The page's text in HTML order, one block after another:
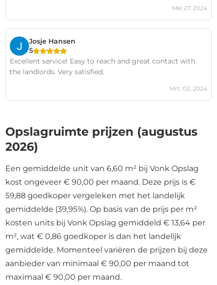
Mei 27, 2024
Josje Hansen
5
Excellent service! Easy to reach and great contact with
the landlords. Very satisfied.
Mrt. 02, 2024
Opslagruimte prijzen (augustus
2026)
Een gemiddelde unit van 6,60 m² bij Vonk Opslag
kost ongeveer € 90,00 per maand. Deze prijs is €
59,88 goedkoper vergeleken met het landelijk
gemiddelde (39,95%). Op basis van de prijs per m²
kosten units bij Vonk Opslag gemiddeld € 13,64 per
m², wat € 0,86 goedkoper is dan het landelijk
gemiddelde. Momenteel variëren de prijzen bij deze
aanbieder van minimaal € 90,00 per maand tot
maximaal € 90,00 per maand.